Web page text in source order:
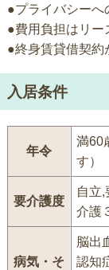
●プライバシーへ
●費用負担はリー
●終身賃貸借契約
入居条件
年令
満60
す）
要介護度
自立
介護
病気・そ
脳出
認知